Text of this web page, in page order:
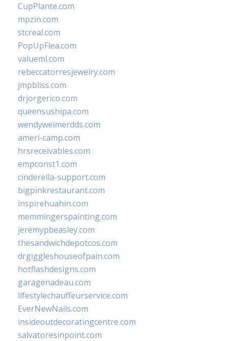
CupPlante.com
mpzin.com
stcreal.com
PopUpFlea.com
valueml.com
rebeccatorresjewelry.com
jmpbliss.com
drjorgerico.com
queensushipa.com
wendyweimerdds.com
ameri-camp.com
hrsreceivables.com
empconst1.com
cinderella-support.com
bigpinkrestaurant.com
inspirehuahin.com
memmingerspainting.com
jeremypbeasley.com
thesandwichdepotcos.com
drgiggleshouseofpain.com
hotflashdesigns.com
garagenadeau.com
lifestylechauffeurservice.com
EverNewNails.com
insideoutdecoratingcentre.com
salvatoresinpoint.com